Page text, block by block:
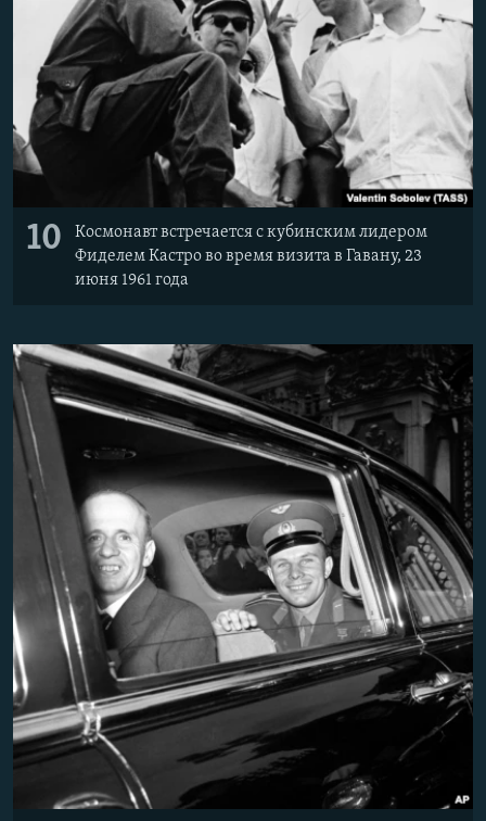
10
Космонавт встречается с кубинским лидером
Фиделем Кастро во время визита в Гавану, 23
июня 1961 года